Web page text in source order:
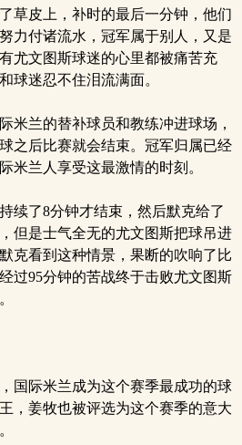
草皮上，补时的最后一分钟，他们
力付诸流水，冠军属于别人，又是
尤文图斯球迷的心里都被痛苦充
球迷忍不住泪流满面。
米兰的替补球员和教练冲进球场，
之后比赛就会结束。冠军归属已经
米兰人享受这最激情的时刻。
续了8分钟才结束，然后默克给了
但是士气全无的尤文图斯把球吊进
克看到这种情景，果断的吹响了比
过95分钟的苦战终于击败尤文图斯
国际米兰成为这个赛季最成功的球
，姜牧也被评选为这个赛季的意大